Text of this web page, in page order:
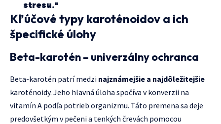
stresu."
Kľúčové typy karoténoidov a ich
špecifické úlohy
Beta-karotén – univerzálny ochranca
Beta-karotén patrí medzi najznámejšie a najdôležitejšie
karoténoidy. Jeho hlavná úloha spočíva v konverzii na
vitamín A podľa potrieb organizmu. Táto premena sa deje
predovšetkým v pečeni a tenkých črevách pomocou